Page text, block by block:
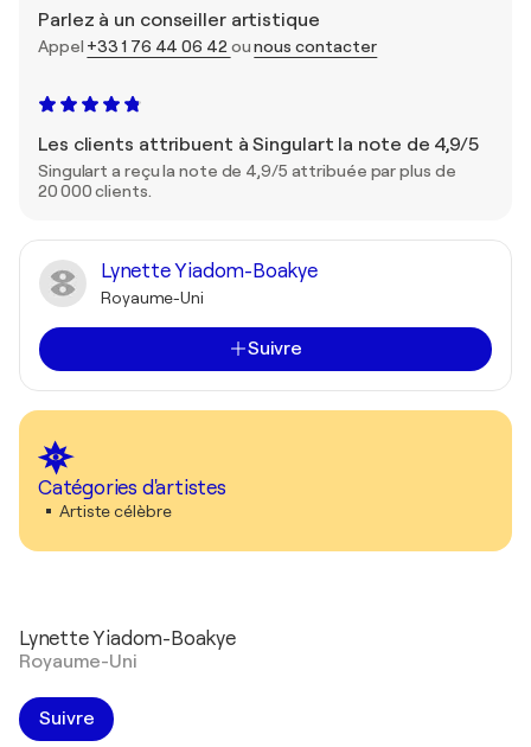
Parlez à un conseiller artistique
Appel +33 1 76 44 06 42 ounous contacter
Les clients attribuent à Singulart la note de 4,9/5
Singulart a reçu la note de 4,9/5 attribuée par plus de
20 000 clients.
Lynette Yiadom-Boakye
Royaume-Uni
Suivre
Catégories d'artistes
Artiste célèbre
Lynette Yiadom-Boakye
Royaume-Uni
Suivre